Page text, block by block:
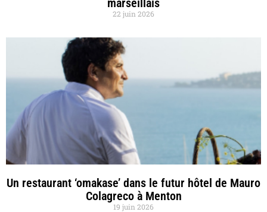
22 juin 2026
Un restaurant ‘omakase’ dans le futur hôtel de Mauro
Colagreco à Menton
19 juin 2026